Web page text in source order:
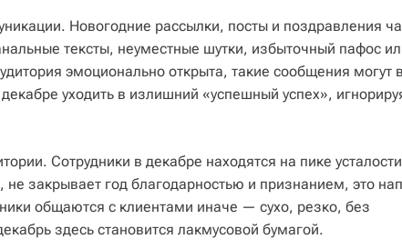
Новогодние рассылки, посты и поздравления
тексты, неуместные шутки, избыточный пафос
эмоционально открыта, такие сообщения могут
уходить в излишний «успешный успех»,
Сотрудники в декабре находятся на пике
закрывает год благодарностью и признанием, это
общаются с клиентами иначе — сухо, резко, без
здесь становится лакмусовой бумагой.